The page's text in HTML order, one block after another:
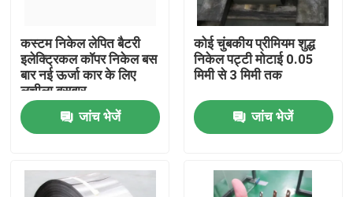
कस्टम निकेल लेपित बैटरी
इलेक्ट्रिकल कॉपर निकेल बस
बार नई ऊर्जा कार के लिए
लचीला बसबार
जांच भेजें
कोई चुंबकीय प्रीमियम शुद्ध
निकेल पट्टी मोटाई 0.05
मिमी से 3 मिमी तक
जांच भेजें